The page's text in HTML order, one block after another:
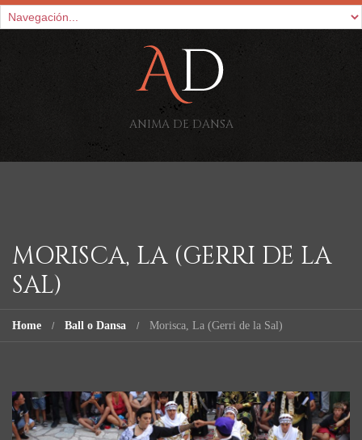
ANIMA DE DANSA
MORISCA, LA (GERRI DE LA
SAL)
Home Ball o Dansa Morisca, La (Gerri de la Sal)